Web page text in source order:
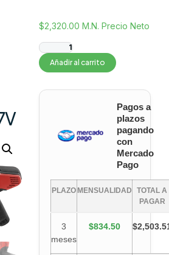
$2,320.00 M.N. Precio Neto
Añadir al carrito
Pagos a
plazos
pagando
con
Mercado
Pago
PLAZO MENSUALIDAD
TOTAL A
PAGAR
3
meses
$834.50